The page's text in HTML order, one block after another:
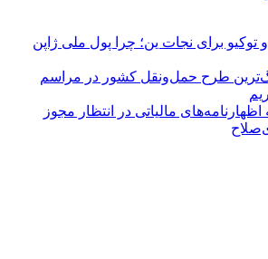
توکیو برای نجات ین؛ چرا پول ملی ژاپن
طرح حمل‌ونقل کشور در مراسم
اظهارنامه‌های مالیاتی در انتظار مجوز